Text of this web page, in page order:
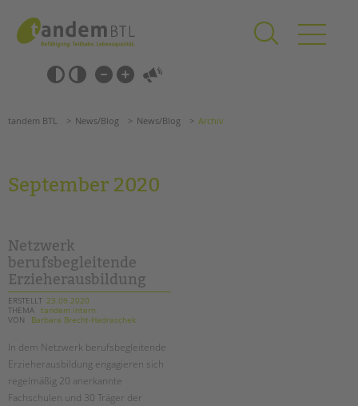
springen
Barrierefrei-
Einstellungen
überspringen
überspringen
Grundschulen
Förderzentren
Kollegs
EFöB
Schulbezogene Sozialarbeit
Tagesgruppen
HILFEN ZUR ERZIEHUNG
EINGLIEDERUNGSHILFE
Suchen
tandem BTL News/Blog News/Blog Archiv
September 2020
Netzwerk
berufsbegleitende
Erzieherausbildung
ERSTELLT 23.09.2020
THEMA tandem intern
VON
Barbara Brecht-Hadraschek
In dem Netzwerk berufsbegleitende
Erzieherausbildung engagieren sich
regelmäßig 20 anerkannte
Fachschulen und 30 Träger der